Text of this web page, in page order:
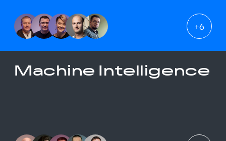
+6
Machine Intelligence